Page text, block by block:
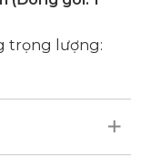
trọng lượng: